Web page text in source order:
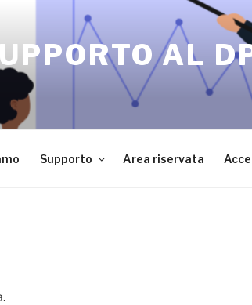
AL
Supporto Area riservata